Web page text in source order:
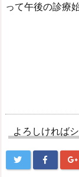
って午後の診療
よろしければ